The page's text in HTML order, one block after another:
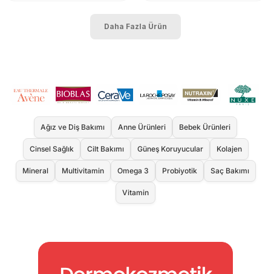
Daha Fazla Ürün
Ağız ve Diş Bakımı Anne Ürünleri Bebek Ürünleri
Cinsel Sağlık Cilt Bakımı Güneş Koruyucular Kolajen
Mineral Multivitamin Omega 3 Probiyotik Saç Bakımı
Vitamin